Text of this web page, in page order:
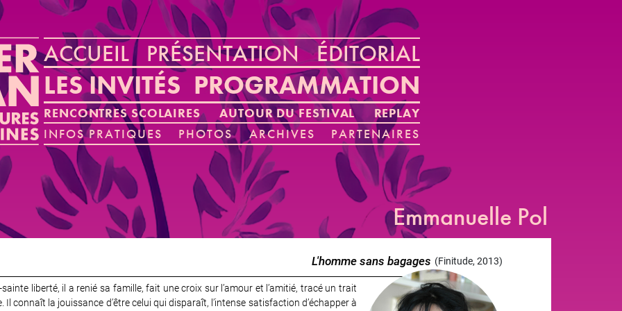
ACCUEIL PRÉSENTATION ÉDITORIAL
LES INVITÉS PROGRAMMATION
RENCONTRES SCOLAIRES AUTOUR DU FESTIVAL
REPLAY
INFOS PRATIQUES
PHOTOS ARCHIVES PARTENAIRES
Emmanuelle Pol
(Finitude, 2013)
L'homme sans bagages
liberté, il a renié sa famille, fait une croix sur l’amour et l’amitié, tracé un trait
Il connaît la jouissance d’être celui qui disparaît, l’intense satisfaction d’échapper à